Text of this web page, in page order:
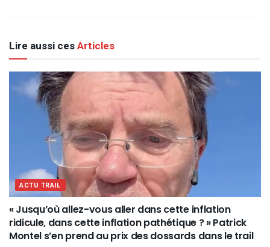
Lire aussi cesArticles
ACTU TRAIL
« Jusqu’où allez-vous aller dans cette inflation
ridicule, dans cette inflation pathétique ? » Patrick
Montel s’en prend au prix des dossards dans le trail